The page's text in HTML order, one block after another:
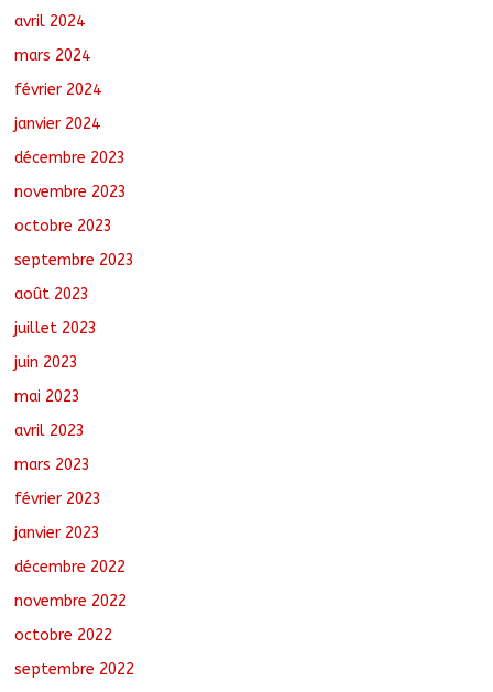
avril 2024
mars 2024
février 2024
janvier 2024
décembre 2023
novembre 2023
octobre 2023
septembre 2023
août 2023
juillet 2023
juin 2023
mai 2023
avril 2023
mars 2023
février 2023
janvier 2023
décembre 2022
novembre 2022
octobre 2022
septembre 2022